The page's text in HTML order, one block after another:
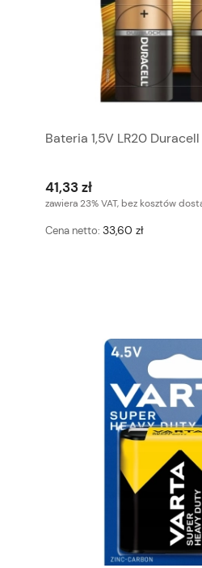
Bateria 1,5V LR20
41,33 zł
zawiera 23% VAT, bez kosztów
Cena netto: 33,60 zł